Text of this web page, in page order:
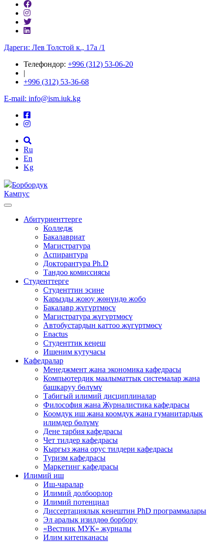
Дареги: Лев Толстой к., 17а /1
Телефондор: +996 (312) 53-06-20
|
+996 (312) 53-36-68
E-mail: info@ism.iuk.kg
Ru
En
Kg
Борбордук
Кампус
Абитуриенттерге
Колледж
Бакалавриат
Магистратура
Аспирантура
Докторантура Ph.D
Тандоо комиссиясы
Студенттерге
Студенттин эсине
Карызды жоюу жөнүндө жобо
Бакалавр жүгүртмөсү
Магистратура жүгүртмөсү
Автобустардын каттоо жүгүртмөсү
Enactus
Студенттик кеңеш
Ишеним кутучасы
Кафедралар
Менеджмент жана экономика кафедрасы
Компьютердик маалыматтык системалар жана
башкаруу бөлүмү
Табигый илимий дисциплиналар
Философия жана Журналистика кафедрасы
Коомдук иш жана коомдук жана гуманитардык
илимдер бөлүмү
Дене тарбия кафедрасы
Чет тилдер кафедрасы
Кыргыз жана орус тилдери кафедрасы
Туризм кафедрасы
Маркетинг кафедрасы
Илимий иш
Иш-чаралар
Илимий долбоорлор
Илимий потенциал
Диссертациялык кеңештин PhD программалары
Эл аралык изилдөө борбору
«Вестник МУК» журналы
Илим китепканасы